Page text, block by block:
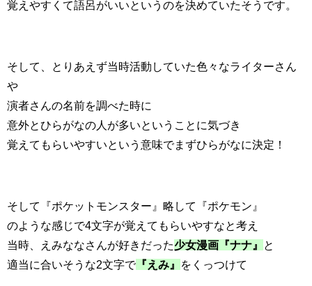
覚えやすくて語呂がいいというのを決めていたそうです。
そして、とりあえず当時活動していた色々なライターさん
や
演者さんの名前を調べた時に
意外とひらがなの人が多いということに気づき
覚えてもらいやすいという意味でまずひらがなに決定！
そして『ポケットモンスター』略して『ポケモン』
のような感じで4文字が覚えてもらいやすなと考え
当時、えみななさんが好きだった少女漫画『ナナ』
と
適当に合いそうな2文字で 『えみ』 をくっつけて